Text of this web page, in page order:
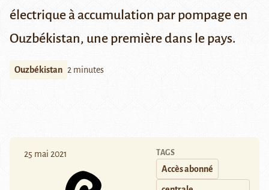
électrique à accumulation par pompage en
Ouzbékistan, une première dans le pays.
Ouzbékistan 2 minutes
25 mai 2021 TAGS
Accès abonné